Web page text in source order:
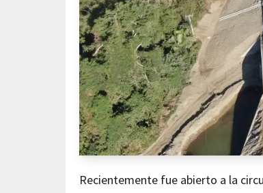
Recientemente fue abierto a la